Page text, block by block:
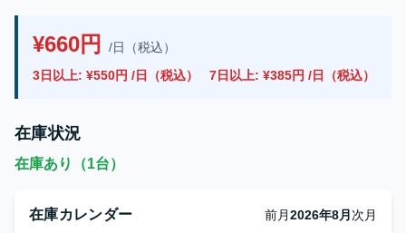
¥660円
/日（税込）
3日以上: ¥550円 /日（税込）
7日以上: ¥385円 /日（税込）
在庫状況
在庫あり（1台）
在庫カレンダー 前月2026年8月 次月